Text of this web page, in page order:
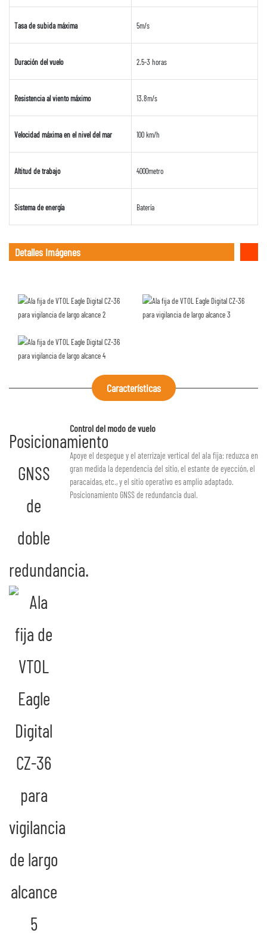
Tasa de subida máxima 5m/s
Duración del vuelo 2.5-3 horas
Resistencia al viento máximo 13.8m/s
Velocidad máxima en el nivel del mar 100 km/h
Altitud de trabajo 4000metro
Sistema de energía Batería
Detalles Imágenes
Características
Posicionamiento
GNSS
de
doble
redundancia.
Control del modo de vuelo
Apoye el despegue y el aterrizaje vertical del ala fija: reduzca en
gran medida la dependencia del sitio, el estante de eyección, el
paracaídas, etc., y el sitio operativo es amplio adaptado.
Posicionamiento GNSS de redundancia dual.